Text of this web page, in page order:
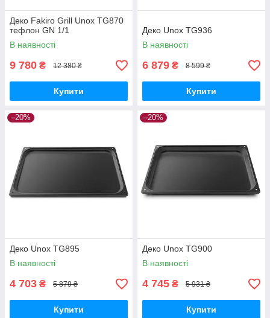
Деко Fakiro Grill Unox TG870
тефлон GN 1/1
В наявності
9 780 ₴ 12 380 ₴
Купити
Деко Unox TG936
В наявності
6 879 ₴ 8 599 ₴
Купити
–20%
Деко Unox TG895
В наявності
4 703 ₴ 5 879 ₴
Купити
–20%
Деко Unox TG900
В наявності
4 745 ₴ 5 931 ₴
Купити